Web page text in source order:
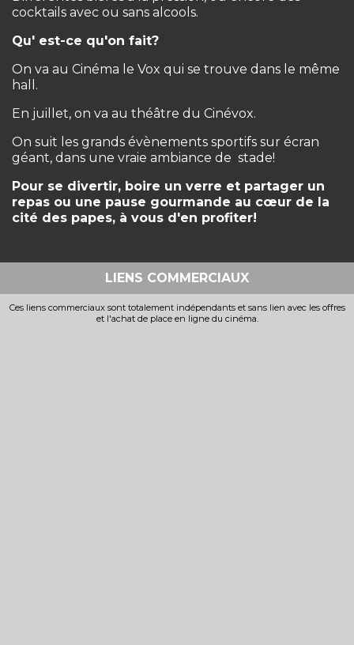
cocktails avec ou sans alcools.
Qu' est-ce qu'on fait?
On va au Cinéma le Vox qui se trouve dans le même
hall.
En juillet, on va au théâtre du Cinévox.
On suit les grands évènements sportifs sur écran
géant, dans une vraie ambiance de stade!
Pour se divertir, boire un verre et partager un
repas ou une pause gourmande au cœur de la
cité des papes, à vous d'en profiter!
LIENS COMMERCIAUX
Ces liens commerciaux sont totalement indépendants et sans lien avec les offres
et l'achat de place en ligne du cinéma.